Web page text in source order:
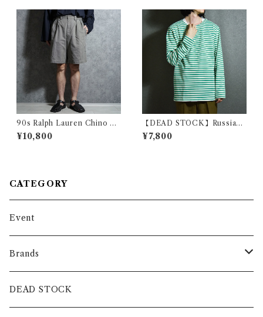
90s Ralph Lauren Chino T
YLER SHORT Pants ラルフ
ローレン チノ ショートパンツ
¥10,800
【DEAD STOCK】Russian
Army Border Long Sleeve
T-shirts ロシア軍 ボーダー
¥7,800
CATEGORY
Event
Brands
intch.
DEAD STOCK